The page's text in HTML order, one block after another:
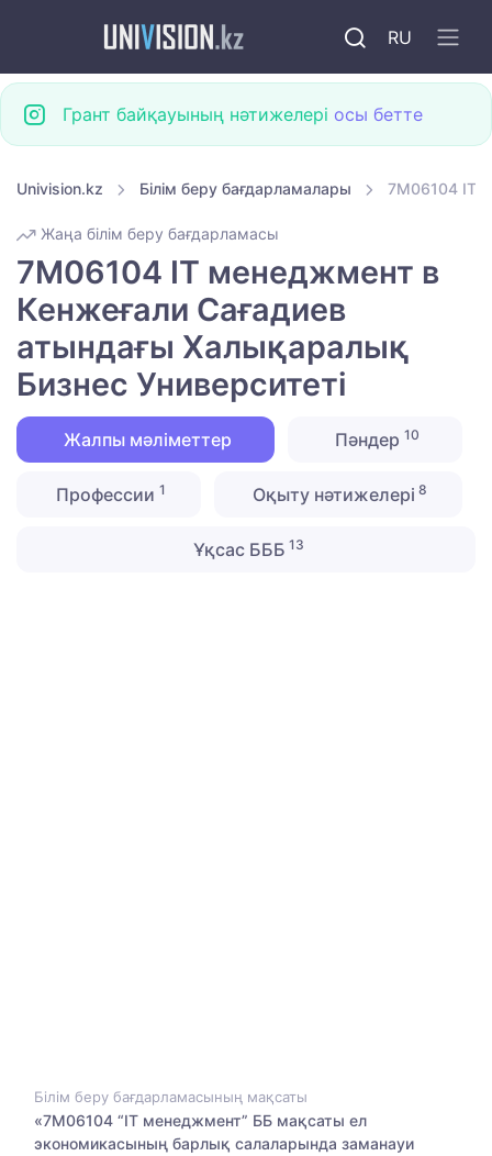
RU
Грант байқауының нәтижелері осы бетте
Univision.kz Білім беру бағдарламалары 7M06104 IT
Жаңа білім беру бағдарламасы
7M06104 IT менеджмент в
Кенжеғали Сағадиев
атындағы Халықаралық
Бизнес Университеті
Жалпы мәліметтер Пәндер 10
Профессии 1 Оқыту нәтижелері 8
Ұқсас БББ 13
Білім беру бағдарламасының мақсаты
«7М06104 “IT менеджмент” ББ мақсаты ел
экономикасының барлық салаларында заманауи